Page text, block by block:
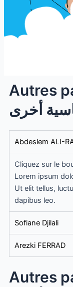
Autres
أخرى
Abdeslem ALI-
Cliquez sur le
Lorem ipsum
Ut elit tellus,
dapibus leo.
Sofiane Djilali
Arezki FERRAD
Autres